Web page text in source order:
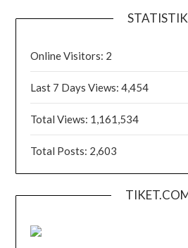
STATISTIK
Online Visitors: 2
Last 7 Days Views:4,454
Total Views: 1,161,534
Total Posts: 2,603